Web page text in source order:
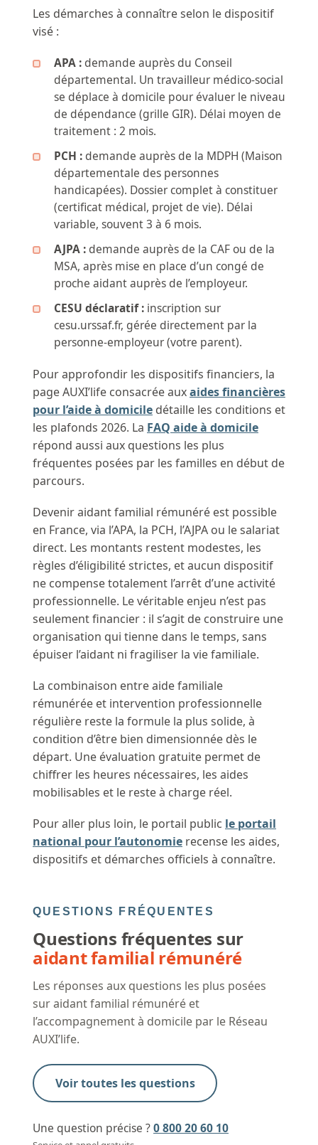
Les démarches à connaître selon le dispositif
visé :
APA : demande auprès du Conseil
départemental. Un travailleur médico-social
se déplace à domicile pour évaluer le niveau
de dépendance (grille GIR). Délai moyen de
traitement : 2 mois.
PCH : demande auprès de la MDPH (Maison
départementale des personnes
handicapées). Dossier complet à constituer
(certificat médical, projet de vie). Délai
variable, souvent 3 à 6 mois.
AJPA : demande auprès de la CAF ou de la
MSA, après mise en place d’un congé de
proche aidant auprès de l’employeur.
CESU déclaratif : inscription sur
cesu.urssaf.fr, gérée directement par la
personne-employeur (votre parent).
Pour approfondir les dispositifs financiers, la
page AUXI’life consacrée auxaides financières
pour l’aide à domicile détaille les conditions et
les plafonds 2026. La FAQ aide à domicile
répond aussi aux questions les plus
fréquentes posées par les familles en début de
parcours.
Devenir aidant familial rémunéré est possible
en France, via l’APA, la PCH, l’AJPA ou le salariat
direct. Les montants restent modestes, les
règles d’éligibilité strictes, et aucun dispositif
ne compense totalement l’arrêt d’une activité
professionnelle. Le véritable enjeu n’est pas
seulement financier : il s’agit de construire une
organisation qui tienne dans le temps, sans
épuiser l’aidant ni fragiliser la vie familiale.
La combinaison entre aide familiale
rémunérée et intervention professionnelle
régulière reste la formule la plus solide, à
condition d’être bien dimensionnée dès le
départ. Une évaluation gratuite permet de
chiffrer les heures nécessaires, les aides
mobilisables et le reste à charge réel.
Pour aller plus loin, le portail public le portail
national pour l’autonomie recense les aides,
dispositifs et démarches officiels à connaître.
QUESTIONS FRÉQUENTES
Questions fréquentes sur
aidant familial rémunéré
Les réponses aux questions les plus posées
sur aidant familial rémunéré et
l’accompagnement à domicile par le Réseau
AUXI’life.
Voir toutes les questions
Une question précise ?0 800 20 60 10